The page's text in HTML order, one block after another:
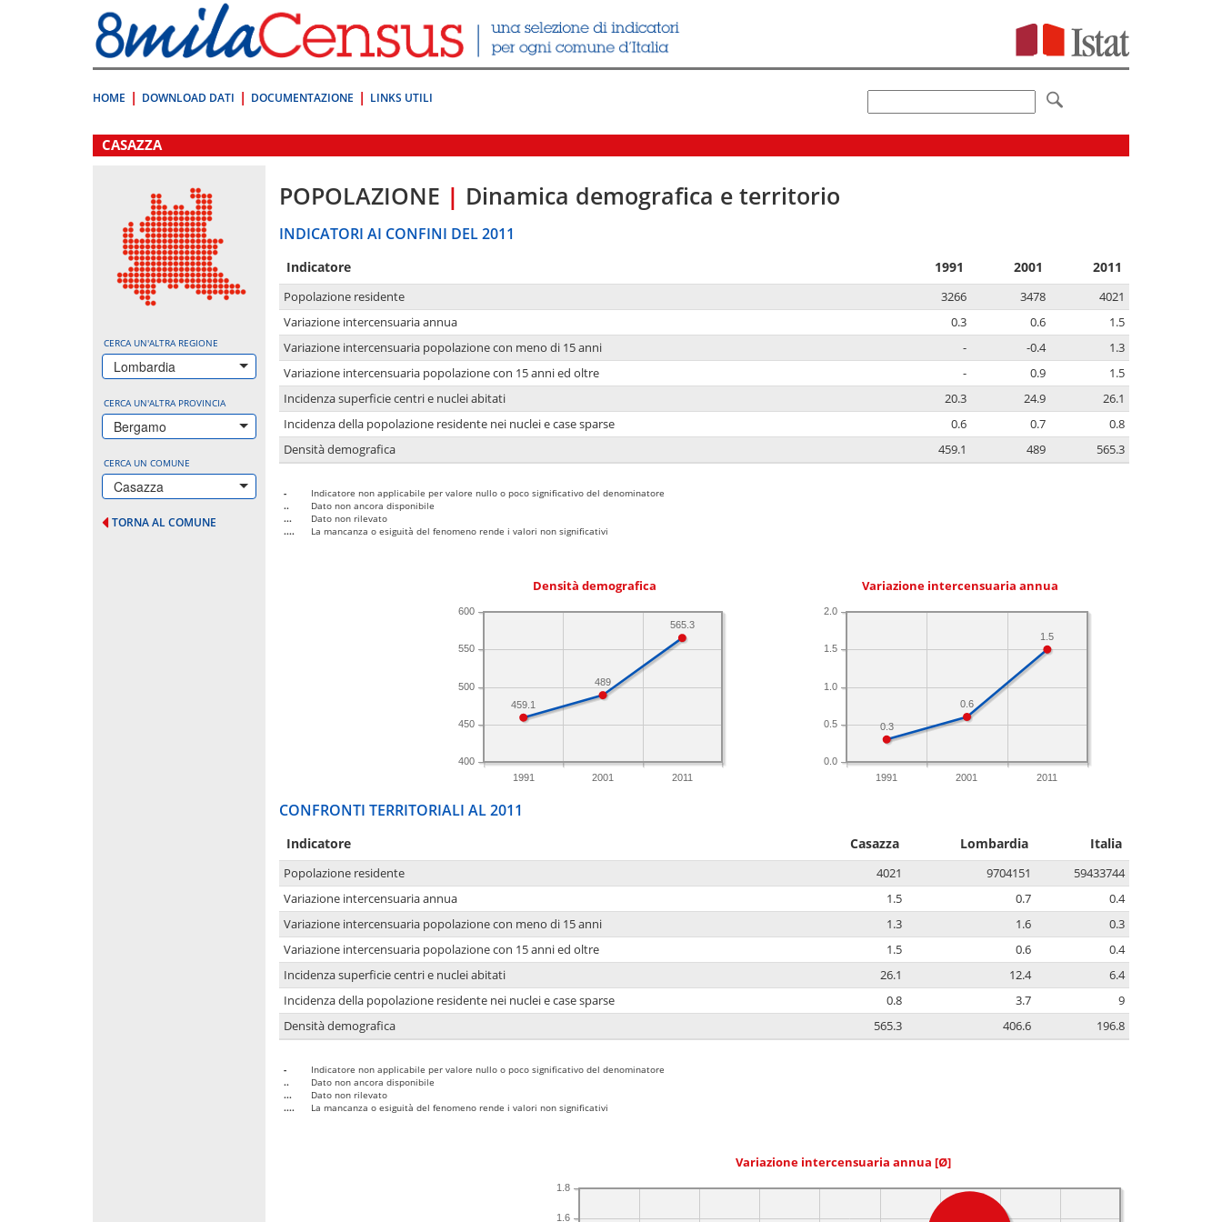
direttamente
a:
Contenuto
HOME DOWNLOAD DATI DOCUMENTAZIONE LINKS UTILI
.
CASAZZA
CERCA UN'ALTRA REGIONE
Lombardia
CERCA UN'ALTRA PROVINCIA
Bergamo
CERCA UN COMUNE
Casazza
TORNA AL COMUNE
POPOLAZIONE | Dinamica demografica e territorio
INDICATORI AI CONFINI DEL 2011
Indicatore 1991 2001 2011
Popolazione residente 3266 3478
4021
Variazione intercensuaria annua
0.3 0.6
1.5
Variazione intercensuaria popolazione con meno di 15 anni
- -0.4
1.3
Variazione intercensuaria popolazione con 15 anni ed oltre
- 0.9
1.5
Incidenza superficie centri e nuclei abitati
20.3 24.9
26.1
Incidenza della popolazione residente nei nuclei e case sparse
0.6 0.7
0.8
Densità demografica
459.1 489 565.3
-
Indicatore non applicabile per valore nullo o poco significativo del denominatore
..
Dato non ancora disponibile
...
Dato non rilevato
....
La mancanza o esiguità del fenomeno rende i valori non significativi
Densità demografica
1991 2001 2011
400
450
500
550
600
565.3
489
459.1
Variazione intercensuaria annua
1991 2001 2011
0.0
0.5
1.0
1.5
2.0
1.5
0.6
0.3
CONFRONTI TERRITORIALI AL 2011
Indicatore Casazza Lombardia Italia
Popolazione residente 4021 9704151
59433744
Variazione intercensuaria annua
1.5 0.7
0.4
Variazione intercensuaria popolazione con meno di 15 anni
1.3 1.6
0.3
Variazione intercensuaria popolazione con 15 anni ed oltre
1.5 0.6
0.4
Incidenza superficie centri e nuclei abitati
26.1 12.4
6.4
Incidenza della popolazione residente nei nuclei e case sparse
0.8 3.7
9
Densità demografica
565.3 406.6 196.8
-
Indicatore non applicabile per valore nullo o poco significativo del denominatore
..
Dato non ancora disponibile
...
Dato non rilevato
....
La mancanza o esiguità del fenomeno rende i valori non significativi
Variazione intercensuaria annua [Ø]
1.6
1.8